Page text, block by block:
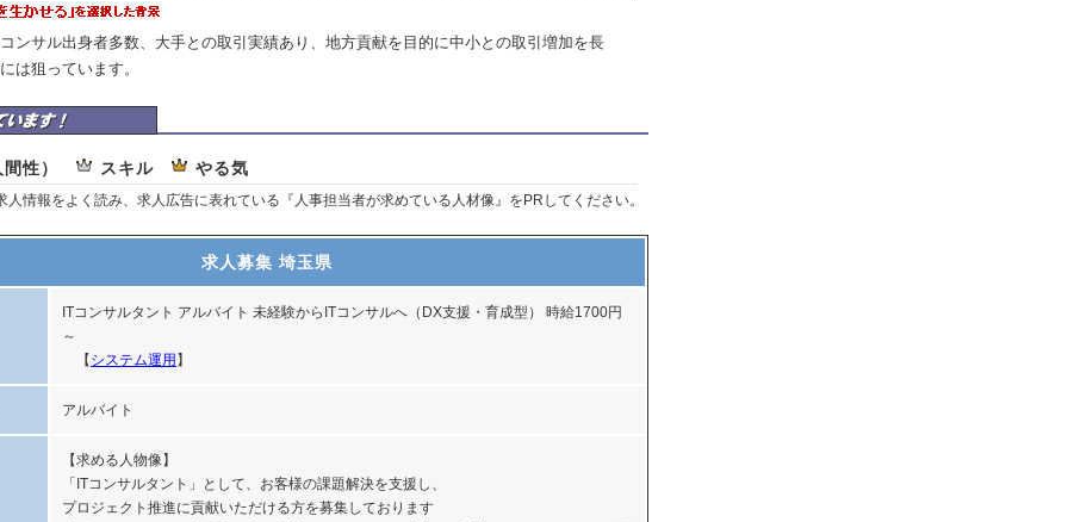
ンサル出身者多数、大手との取引実績あり、地方貢献を目的に中小との取引増加を長
は狙っています。
ティング株式会社はここを重視しています
性） スキル やる気
情報をよく読み、求人広告に表れている『人事担当者が求めている人材像』をPRしてください。
求人募集 埼玉県
ITコンサルタント アルバイト 未経験からITコンサルへ（DX支援・育成型） 時給1700円
～
【 システム運用 】
アルバイト
【求める人物像】
「ITコンサルタント」として、お客様の課題解決を支援し、
プロジェクト推進に貢献いただける方を募集しております